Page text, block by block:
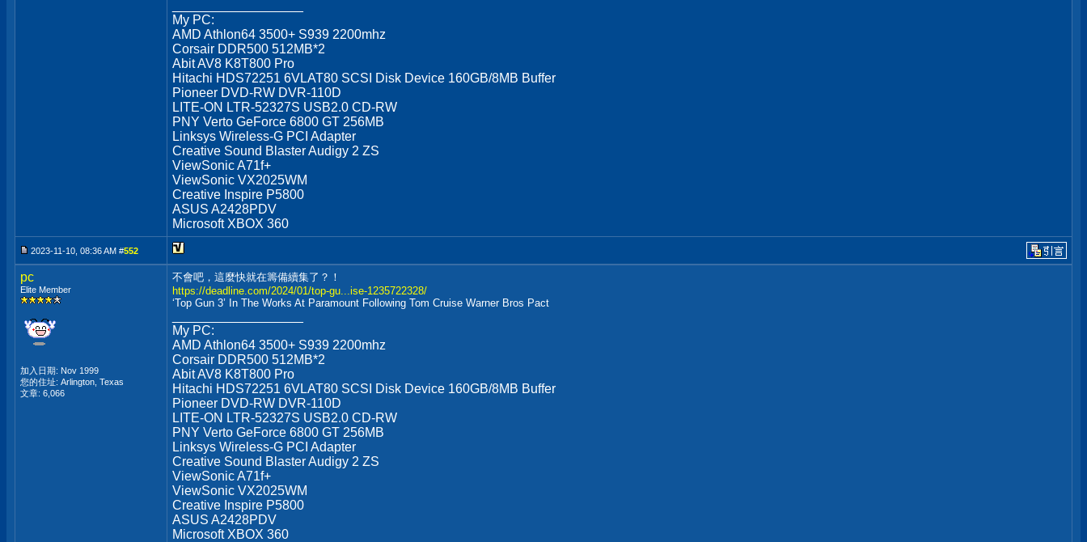
My PC:
AMD Athlon64 3500+ S939 2200mhz
Corsair DDR500 512MB*2
Abit AV8 K8T800 Pro
Hitachi HDS72251 6VLAT80 SCSI Disk Device 160GB/8MB Buffer
Pioneer DVD-RW DVR-110D
LITE-ON LTR-52327S USB2.0 CD-RW
PNY Verto GeForce 6800 GT 256MB
Linksys Wireless-G PCI Adapter
Creative Sound Blaster Audigy 2 ZS
ViewSonic A71f+
ViewSonic VX2025WM
Creative Inspire P5800
ASUS A2428PDV
Microsoft XBOX 360
2023-11-10, 08:36 AM #552
pc
Elite Member
加入日期: Nov 1999
您的住址: Arlington, Texas
文章: 6,066
不會吧，這麼快就在籌備續集了？！
https://deadline.com/2024/01/top-gu...ise-1235722328/
‘Top Gun 3’ In The Works At Paramount Following Tom Cruise Warner Bros Pact
My PC:
AMD Athlon64 3500+ S939 2200mhz
Corsair DDR500 512MB*2
Abit AV8 K8T800 Pro
Hitachi HDS72251 6VLAT80 SCSI Disk Device 160GB/8MB Buffer
Pioneer DVD-RW DVR-110D
LITE-ON LTR-52327S USB2.0 CD-RW
PNY Verto GeForce 6800 GT 256MB
Linksys Wireless-G PCI Adapter
Creative Sound Blaster Audigy 2 ZS
ViewSonic A71f+
ViewSonic VX2025WM
Creative Inspire P5800
ASUS A2428PDV
Microsoft XBOX 360